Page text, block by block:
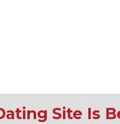
Site Is